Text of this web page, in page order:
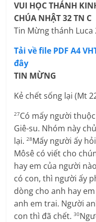
VUI HỌC THÁNH
CHÚA NHẬT 32 TN C
Tin Mừng thánh Luca
Tải về file PDF A4
đây
TIN MỪNG
Kẻ chết sống lại (Mt
27Có mấy người
Giê-su. Nhóm này
lại.28Mấy người ấy
Môsê có viết cho
hay em của người
có con, thì người ấy
dòng cho anh hay
anh em trai. Người
con thì đã chết.30